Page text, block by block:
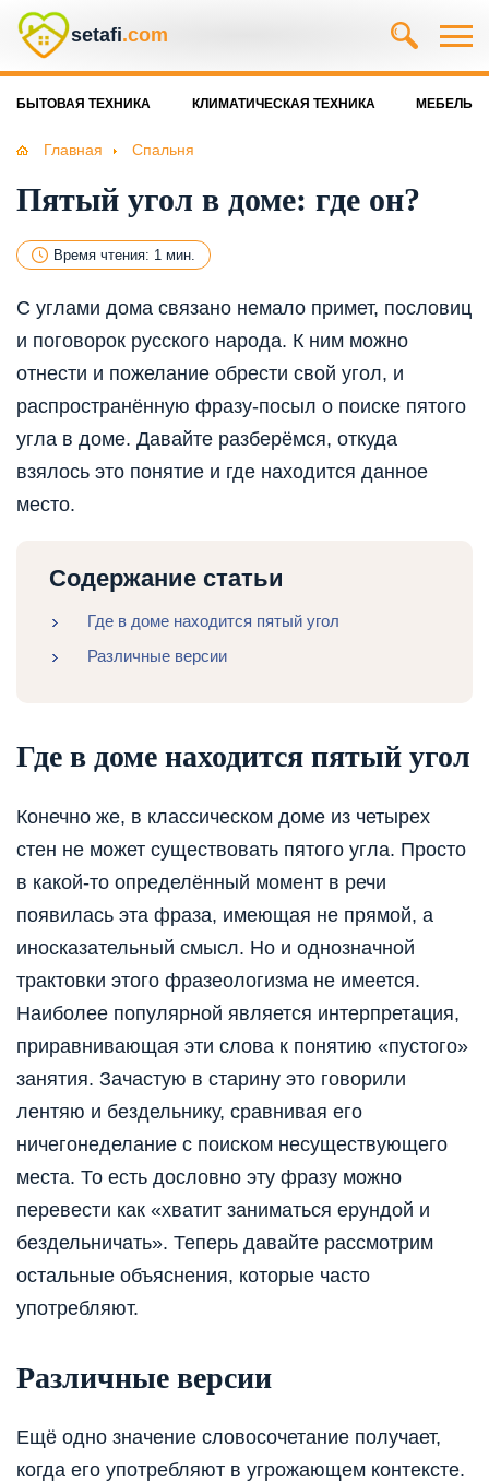
setafi.com
БЫТОВАЯ ТЕХНИКА КЛИМАТИЧЕСКАЯ ТЕХНИКА МЕБЕЛЬ
Главная Спальня
Пятый угол в доме: где он?
Время чтения: 1 мин.
С углами дома связано немало примет, пословиц
и поговорок русского народа. К ним можно
отнести и пожелание обрести свой угол, и
распространённую фразу-посыл о поиске пятого
угла в доме. Давайте разберёмся, откуда
взялось это понятие и где находится данное
место.
Содержание статьи
Где в доме находится пятый угол
Различные версии
Где в доме находится пятый угол
Конечно же, в классическом доме из четырех
стен не может существовать пятого угла. Просто
в какой-то определённый момент в речи
появилась эта фраза, имеющая не прямой, а
иносказательный смысл. Но и однозначной
трактовки этого фразеологизма не имеется.
Наиболее популярной является интерпретация,
приравнивающая эти слова к понятию «пустого»
занятия. Зачастую в старину это говорили
лентяю и бездельнику, сравнивая его
ничегонеделание с поиском несуществующего
места. То есть дословно эту фразу можно
перевести как «хватит заниматься ерундой и
бездельничать». Теперь давайте рассмотрим
остальные объяснения, которые часто
употребляют.
Различные версии
Ещё одно значение словосочетание получает,
когда его употребляют в угрожающем контексте.